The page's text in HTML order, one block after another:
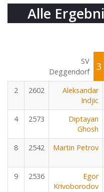
Alle
SV
Deggendorf
3
2
2602
Aleksandar
Indjic
4 2573
Diptayan
Ghosh
8 2542 Martin Petrov
9 2536
Egor
Krivoborodov